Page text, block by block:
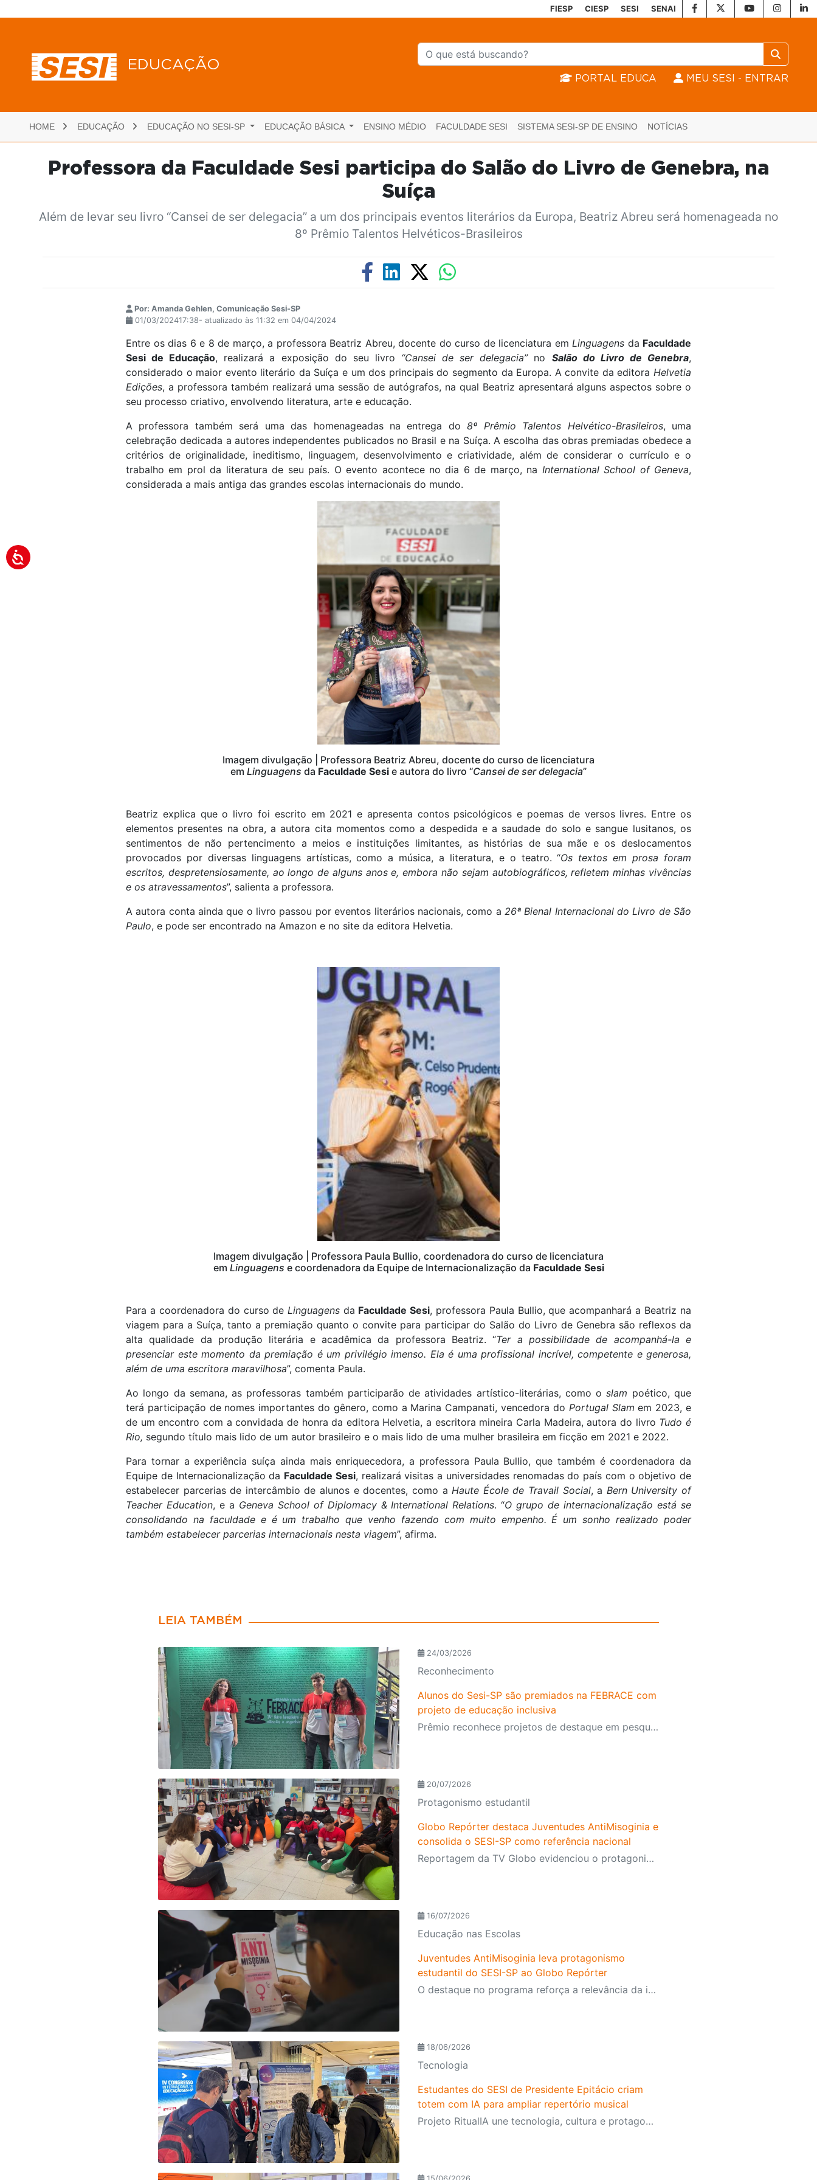
FIESP CIESP SESI SENAI
EDUCAÇÃO
PORTAL EDUCA MEU SESI - ENTRAR
HOME EDUCAÇÃO EDUCAÇÃO NO SESI-SP EDUCAÇÃO BÁSICA ENSINO MÉDIO FACULDADE SESI SISTEMA SESI-SP DE ENSINO NOTÍCIAS
Professora da Faculdade Sesi participa do Salão do Livro de Genebra, na
Suíça
Além de levar seu livro “Cansei de ser delegacia” a um dos principais eventos literários da Europa, Beatriz Abreu será homenageada no
8º Prêmio Talentos Helvéticos-Brasileiros
Por: Amanda Gehlen, Comunicação Sesi-SP
01/03/202417:38- atualizado às 11:32 em 04/04/2024
Entre os dias 6 e 8 de março, a professora Beatriz Abreu, docente do curso de licenciatura em Linguagens da Faculdade
Sesi de Educação, realizará a exposição do seu livro “Cansei de ser delegacia”no Salão do Livro de Genebra,
considerado o maior evento literário da Suíça e um dos principais do segmento da Europa. A convite da editora Helvetia
Edições, a professora também realizará uma sessão de autógrafos, na qual Beatriz apresentará alguns aspectos sobre o
seu processo criativo, envolvendo literatura, arte e educação.
A professora também será uma das homenageadas na entrega do8º Prêmio Talentos Helvético-Brasileiros, uma
celebração dedicada a autores independentes publicados no Brasil e na Suíça. A escolha das obras premiadas obedece a
critérios de originalidade, ineditismo, linguagem, desenvolvimento e criatividade, além de considerar o currículo e o
trabalho em prol da literatura de seu país. O evento acontece no dia 6 de março, na International School of Geneva,
considerada a mais antiga das grandes escolas internacionais do mundo.
Imagem divulgação | Professora Beatriz Abreu, docente do curso de licenciatura
em Linguagens da Faculdade Sesi e autora do livro “Cansei de ser delegacia”
Beatriz explica que o livro foi escrito em 2021 e apresenta contos psicológicos e poemas de versos livres. Entre os
elementos presentes na obra, a autora cita momentos como a despedida e a saudade do solo e sangue lusitanos, os
sentimentos de não pertencimento a meios e instituições limitantes, as histórias de sua mãe e os deslocamentos
provocados por diversas linguagens artísticas, como a música, a literatura, e o teatro. “Os textos em prosa foram
escritos, despretensiosamente, ao longo de alguns anos e, embora não sejam autobiográficos, refletem minhas vivências
e os atravessamentos”, salienta a professora.
A autora conta ainda que o livro passou por eventos literários nacionais, como a 26ª Bienal Internacional do Livro de São
Paulo, e pode ser encontrado na Amazon e no site da editora Helvetia.
Imagem divulgação | Professora Paula Bullio, coordenadora do curso de licenciatura
em Linguagens e coordenadora da Equipe de Internacionalização da Faculdade Sesi
Para a coordenadora do curso de Linguagens da Faculdade Sesi, professora Paula Bullio, que acompanhará a Beatriz na
viagem para a Suíça, tanto a premiação quanto o convite para participar do Salão do Livro de Genebra são reflexos da
alta qualidade da produção literária e acadêmica da professora Beatriz. “Ter a possibilidade de acompanhá-la e
presenciar este momento da premiação é um privilégio imenso. Ela é uma profissional incrível, competente e generosa,
além de uma escritora maravilhosa”, comenta Paula.
Ao longo da semana, as professoras também participarão de atividades artístico-literárias, como oslam poético, que
terá participação de nomes importantes do gênero, como a Marina Campanati, vencedora do Portugal Slam em 2023, e
de um encontro com a convidada de honra da editora Helvetia, a escritora mineira Carla Madeira, autora do livro Tudo é
Rio, segundo título mais lido de um autor brasileiro e o mais lido de uma mulher brasileira em ficção em 2021 e 2022.
Para tornar a experiência suíça ainda mais enriquecedora, a professora Paula Bullio, que também é coordenadora da
Equipe de Internacionalização da Faculdade Sesi, realizará visitas a universidades renomadas do país com o objetivo de
estabelecer parcerias de intercâmbio de alunos e docentes, como a Haute École de Travail Social, a Bern University of
Teacher Education, e a Geneva School of Diplomacy & International Relations. “O grupo de internacionalização está se
consolidando na faculdade e é um trabalho que venho fazendo com muito empenho. É um sonho realizado poder
também estabelecer parcerias internacionais nesta viagem”, afirma.
LEIA TAMBÉM
24/03/2026
Reconhecimento
Alunos do Sesi-SP são premiados na FEBRACE com
projeto de educação inclusiva
Prêmio reconhece projetos de destaque em pesquisa científica escolar
20/07/2026
Protagonismo estudantil
Globo Repórter destaca Juventudes AntiMisoginia e
consolida o SESI-SP como referência nacional
Reportagem da TV Globo evidenciou o protagonismo dos estudantes, o engajamento da comunidade escolar e a atuação do programa, presente nas 134 escolas da rede. A iniciativa também ganhou destaque em outros importantes veículos de imprensa ao longo do primeiro semestre
16/07/2026
Educação nas Escolas
Juventudes AntiMisoginia leva protagonismo
estudantil do SESI-SP ao Globo Repórter
O destaque no programa reforça a relevância da iniciativa e mostra como a educação pode contribuir para enfrentar desafios contemporâneos
18/06/2026
Tecnologia
Estudantes do SESI de Presidente Epitácio criam
totem com IA para ampliar repertório musical
Projeto RitualIA une tecnologia, cultura e protagonismo estudantil e é destaque no IV Congresso Internacional de Educação do SESI-SP